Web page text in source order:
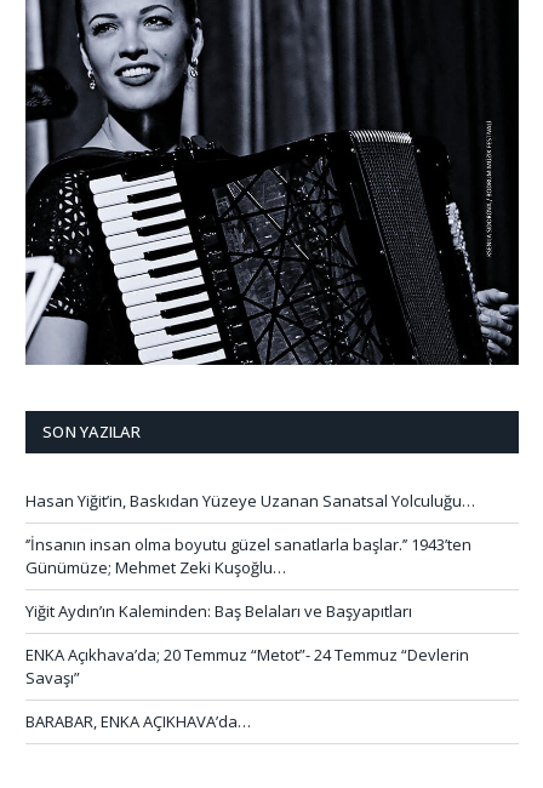
SON YAZILAR
Hasan Yiğit’in, Baskıdan Yüzeye Uzanan Sanatsal Yolculuğu…
‘’İnsanın insan olma boyutu güzel sanatlarla başlar.’’ 1943’ten
Günümüze; Mehmet Zeki Kuşoğlu…
Yiğit Aydın’ın Kaleminden: Baş Belaları ve Başyapıtları
ENKA Açıkhava’da; 20 Temmuz “Metot”- 24 Temmuz “Devlerin
Savaşı”
BARABAR, ENKA AÇIKHAVA’da…